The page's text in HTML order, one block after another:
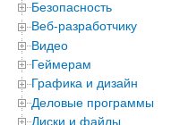
Безопасность
Веб-разработчику
Видео
Геймерам
Графика и дизайн
Деловые программы
Диски и файлы